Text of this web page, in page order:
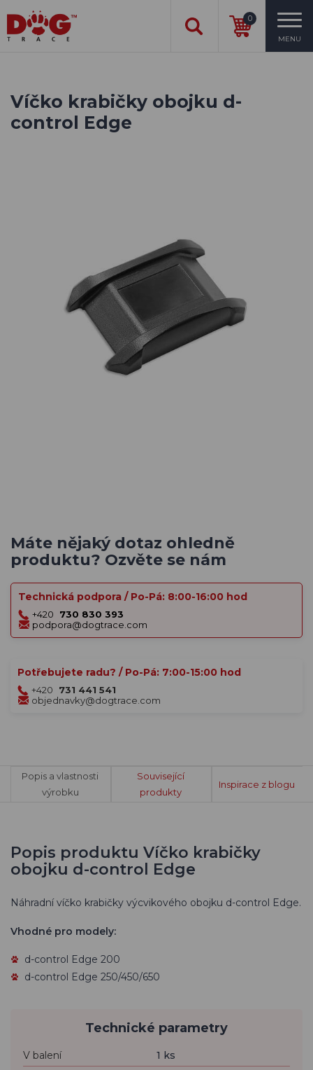
0
MENU
Víčko krabičky obojku d-
control Edge
Máte nějaký dotaz ohledně
produktu? Ozvěte se nám
Technická podpora / Po-Pá: 8:00-16:00 hod
+420
730 830 393
podpora@dogtrace.com
Potřebujete radu? / Po-Pá: 7:00-15:00 hod
+420
731 441 541
objednavky@dogtrace.com
Popis a vlastnosti
výrobku
Související
produkty
Inspirace z blogu
Popis produktu Víčko krabičky
obojku d-control Edge
Náhradní víčko krabičky výcvikového obojku d-control Edge.
Vhodné pro modely:
d-control Edge 200
d-control Edge 250/450/650
Technické parametry
V balení
1 ks